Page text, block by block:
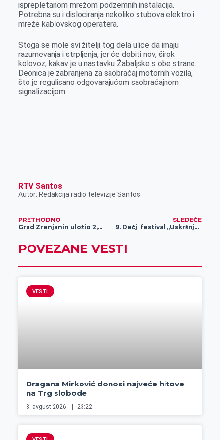
isprepletanom mrežom podzemnih instalacija.
Potrebna su i dislociranja nekoliko stubova elektro i
mreže kablovskog operatera.
Stoga se mole svi žitelji tog dela ulice da imaju
razumevanja i strpljenja, jer će dobiti nov, širok
kolovoz, kakav je u nastavku Žabaljske s obe strane.
Deonica je zabranjena za saobraćaj motornih vozila,
što je regulisano odgovarajućom saobraćajnom
signalizacijom.
RTV Santos
Autor: Redakcija radio televizije Santos
PRETHODNO
Grad Zrenjanin uložio 2,5 milijardi dinara u putnu infrastrukturu
SLEDEĆE
9. Dečji festival „Uskršnje jaje“
POVEZANE VESTI
VESTI
Dragana Mirković donosi najveće hitove
na Trg slobode
8. avgust 2026. 23:22